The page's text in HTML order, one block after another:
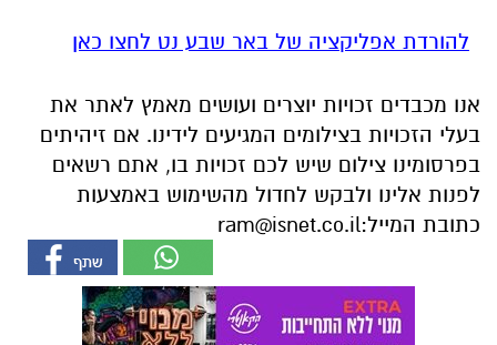
להורדת אפליקציה של באר שבע נט לחצו כאן
אנו מכבדים זכויות יוצרים ועושים מאמץ לאתר את
בעלי הזכויות בצילומים המגיעים לידינו. אם זיהיתים
בפרסומינו צילום שיש לכם זכויות בו, אתם רשאים
לפנות אלינו ולבקש לחדול מהשימוש באמצעות
כתובת המייל:ram@isnet.co.il